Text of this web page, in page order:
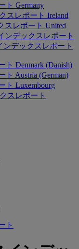
Germany
Ireland
United
Denmark (Danish)
Austria (German)
Luxembourg